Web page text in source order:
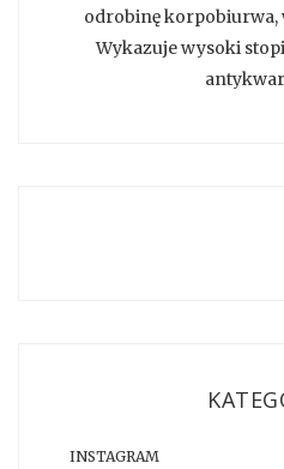
odrobinę korpobiurwa,
Wykazuje wysoki
INSTAGRAM